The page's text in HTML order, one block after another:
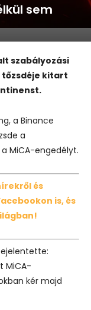
sem
szabályozási
tőzsdéje kitart
a Binance
a
MiCA-engedélyt.
és
is, és
MiCA-
kér majd